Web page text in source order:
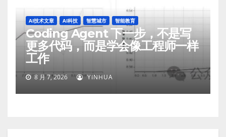
AI技术文章 AI科技 智慧城市 智能教育
Coding Agent 下一步，不是写
更多代码，而是学会像工程师一样
工作
8 月 7, 2026 YINHUA